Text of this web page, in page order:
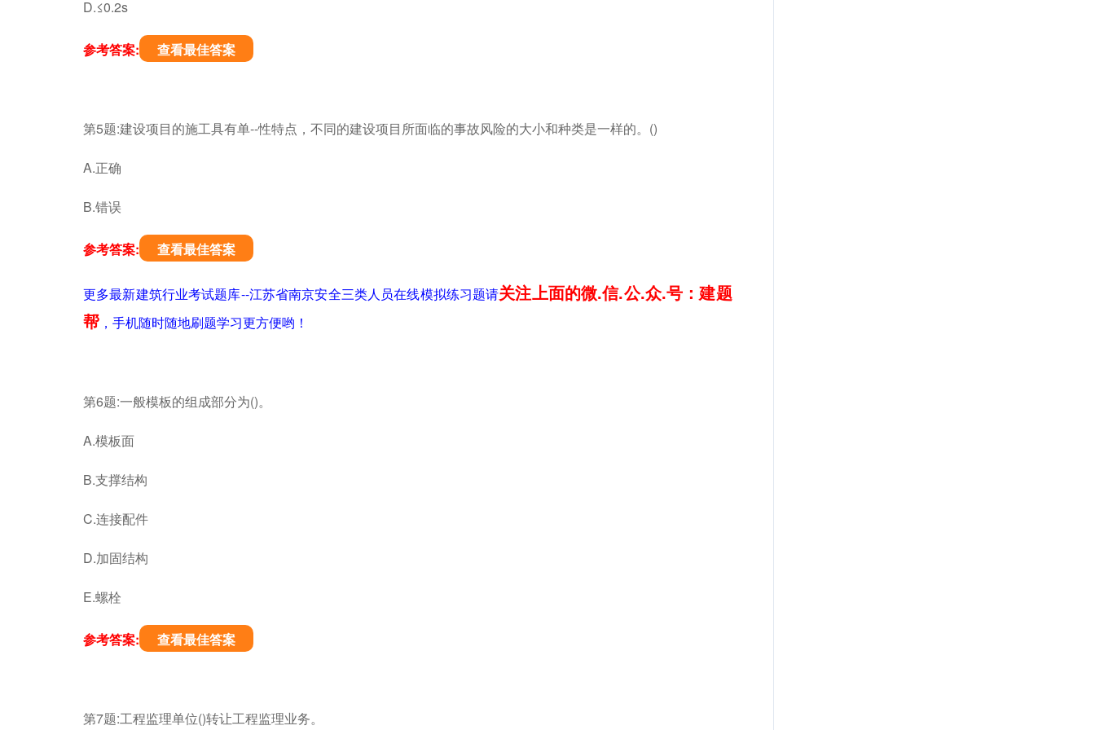
D.≤0.2s
参考答案: 查看最佳答案
第5题:建设项目的施工具有单--性特点，不同的建设项目所面临的事故风险的大小和种类是一样的。()
A.正确
B.错误
参考答案: 查看最佳答案
更多最新建筑行业考试题库--江苏省南京安全三类人员在线模拟练习题请关注上面的微.信.公.众.号：建题
帮 ，手机随时随地刷题学习更方便哟！
第6题:一般模板的组成部分为()。
A.模板面
B.支撑结构
C.连接配件
D.加固结构
E.螺栓
参考答案: 查看最佳答案
第7题:工程监理单位()转让工程监理业务。